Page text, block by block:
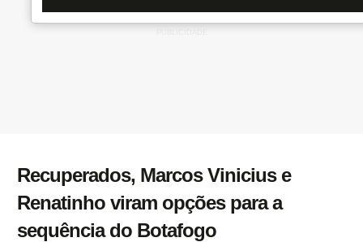
Recuperados, Marcos Vinicius e
Renatinho viram opções para a
sequência do Botafogo